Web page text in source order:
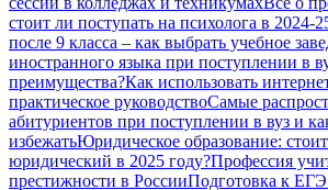
стоит ли поступать на психолога в 2024-
после 9 класса – как выбрать учебное
иностранного языка при поступлении в
преимущества?Как использовать
практическое руководствоСамые
абитуриентов при поступлении в вуз и
избежатьЮридическое образование:
юридический в 2025 году?Профессия
престижности в РоссииПодготовка к